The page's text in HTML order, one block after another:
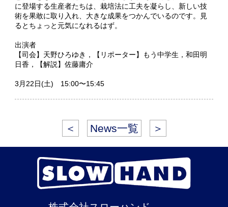
に登場する生産者たちは、栽培法に工夫を凝らし、新しい技
術を果敢に取り入れ、大きな成果をつかんでいるのです。見
るとちょっと元気になれるはず。
出演者
【司会】天野ひろゆき，【リポーター】もう中学生，和田明
日香，【解説】佐藤庸介
3月22日(土) 15:00〜15:45
＜ News一覧 ＞